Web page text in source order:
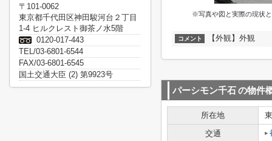
※写真や図と実際の現状
コメント 【外観】外観
パーシモン千石の物件
所在地
交通
〒101-0062
東京都千代田区神田駿河台２丁目
1-4 ヒルクレスト御茶ノ水5階
0120-017-443
TEL/03-6801-6544
FAX/03-6801-6545
国土交通大臣 (2) 第9923号